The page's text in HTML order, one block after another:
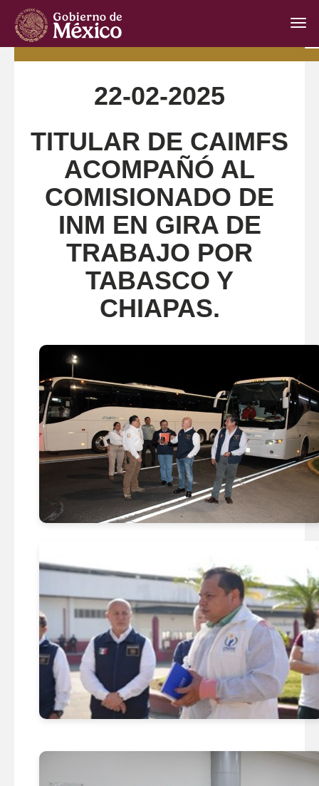
Ir Atrás 22-02-2025GA
22-02-2025
TITULAR DE CAIMFS
ACOMPAÑÓ AL
COMISIONADO DE
INM EN GIRA DE
TRABAJO POR
TABASCO Y
CHIAPAS.